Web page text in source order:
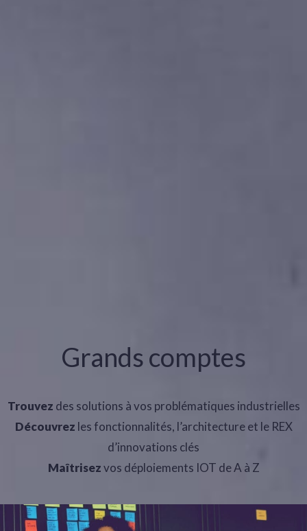
Grands comptes
Trouvez des solutions à vos problématiques industrielles
Découvrez les fonctionnalités, l’architecture et le REX
d’innovations clés
Maîtrisezvos déploiements IOT de A à Z